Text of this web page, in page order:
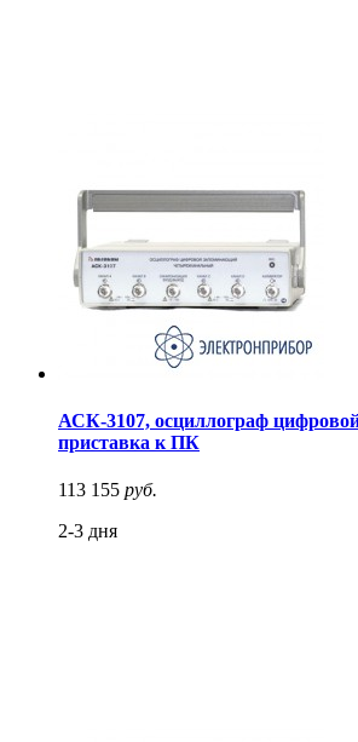
АСК-3107, осциллограф
приставка к ПК
113 155 руб.
2-3 дня